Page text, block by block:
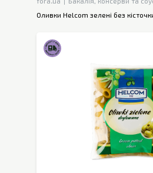
Оливки Helcom зелені без